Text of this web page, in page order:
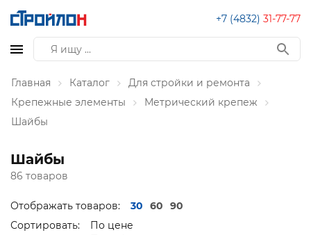
+7 (4832) 31-77-77
Главная Каталог
Для стройки и ремонта
Крепежные элементы
Метрический крепеж
Шайбы
Шайбы
86 товаров
Отображать товаров: 30 60
90
Сортировать:
По цене